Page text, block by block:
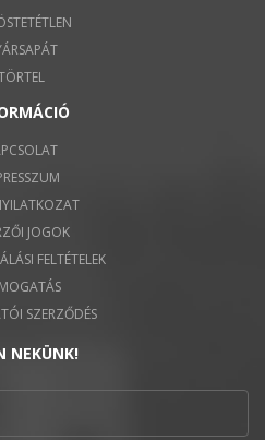
JOGOK
FELTÉTELEK
SZERZŐDÉS
NEKÜNK!